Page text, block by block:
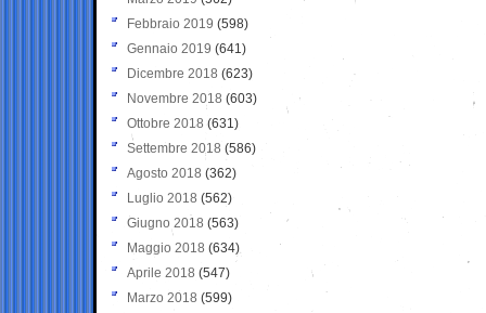
Febbraio 2019 (598)
Gennaio 2019 (641)
Dicembre 2018 (623)
Novembre 2018 (603)
Ottobre 2018 (631)
Settembre 2018 (586)
Agosto 2018 (362)
Luglio 2018 (562)
Giugno 2018 (563)
Maggio 2018 (634)
Aprile 2018 (547)
Marzo 2018 (599)